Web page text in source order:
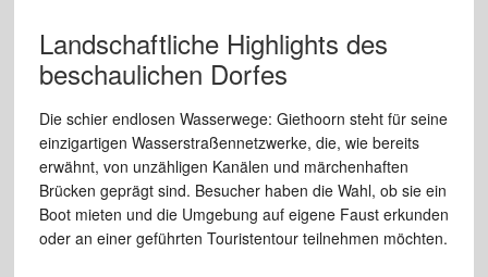
Landschaftliche Highlights des
beschaulichen Dorfes
Die schier endlosen Wasserwege: Giethoorn steht für seine
einzigartigen Wasserstraßennetzwerke, die, wie bereits
erwähnt, von unzähligen Kanälen und märchenhaften
Brücken geprägt sind. Besucher haben die Wahl, ob sie ein
Boot mieten und die Umgebung auf eigene Faust erkunden
oder an einer geführten Touristentour teilnehmen möchten.